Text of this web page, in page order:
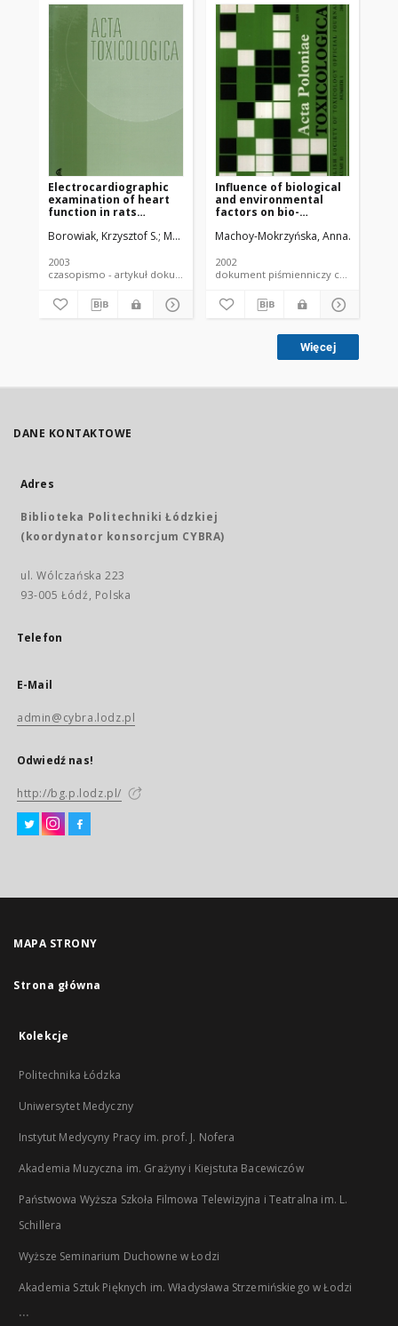
Electrocardiographic
examination of heart
function in rats
hallucinogens from
Borowiak, Krzysztof S. Machoy-Mokrzyńska, Anna Domański, Leszek
2003
czasopismo - artykuł dokument piśmienniczy
Influence of biological
and environmental
factors on bio-
fluorine in lower jaws
Machoy-Mokrzyńska, Anna
2002
dokument piśmienniczy
Więcej
DANE KONTAKTOWE
Adres
Biblioteka Politechniki Łódzkiej
(koordynator konsorcjum CYBRA)
ul. Wólczańska 223
93-005 Łódź, Polska
Telefon
E-Mail
admin@cybra.lodz.pl
Odwiedź nas!
http://bg.p.lodz.pl/
MAPA STRONY
Strona główna
Kolekcje
Politechnika Łódzka
Uniwersytet Medyczny
Instytut Medycyny Pracy im. prof. J. Nofera
Akademia Muzyczna im. Grażyny i Kiejstuta Bacewiczów
Państwowa Wyższa Szkoła Filmowa Telewizyjna i Teatralna im. L.
Schillera
Wyższe Seminarium Duchowne w Łodzi
Akademia Sztuk Pięknych im. Władysława Strzemińskiego w Łodzi
...